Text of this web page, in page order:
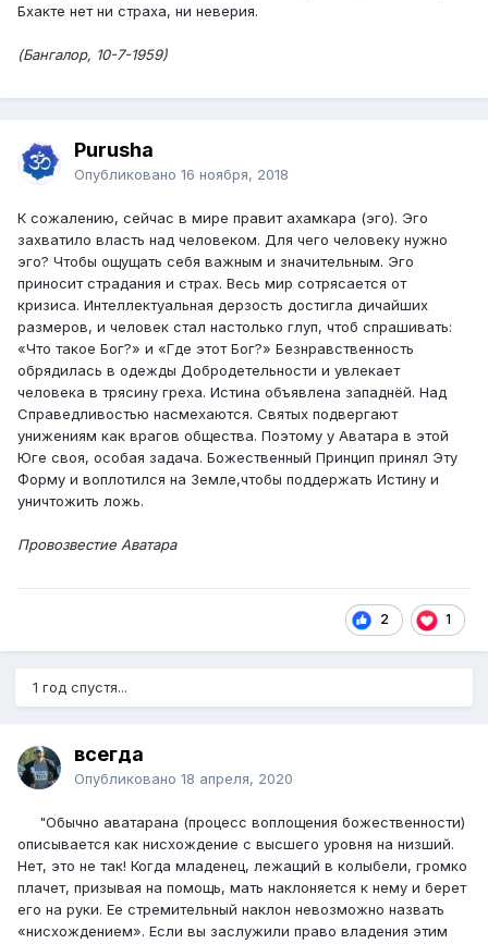
Бхакте нет ни страха, ни неверия.
(Бангалор, 10-7-1959)
Purusha
Опубликовано 16 ноября, 2018
К сожалению, сейчас в мире правит ахамкара (эго). Эго
захватило власть над человеком. Для чего человеку нужно
эго? Чтобы ощущать себя важным и значительным. Эго
приносит страдания и страх. Весь мир сотрясается от
кризиса. Интеллектуальная дерзость достигла дичайших
размеров, и человек стал настолько глуп, чтоб спрашивать:
«Что такое Бог?» и «Где этот Бог?» Безнравственность
обрядилась в одежды Добродетельности и увлекает
человека в трясину греха. Истина объявлена западнёй. Над
Справедливостью насмехаются. Святых подвергают
унижениям как врагов общества. Поэтому у Аватара в этой
Юге своя, особая задача. Божественный Принцип принял Эту
Форму и воплотился на Земле,чтобы поддержать Истину и
уничтожить ложь.
Провозвестие Аватара
2 1
1 год спустя...
всегда
Опубликовано 18 апреля, 2020
"Обычно аватарана (процесс воплощения божественности)
описывается как ни­схождение с высшего уровня на низший.
Нет, это не так! Когда младенец, лежащий в колыбели, гром­ко
плачет, призывая на помощь, мать наклоняется к нему и берет
его на руки. Ее стремительный наклон невозможно назвать
«нисхождением». Если вы заслу­жили право владения этим